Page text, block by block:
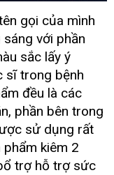
gọi bình
luận
của mình
sáng giảm
giá
với phần
sắc lấy ý
sĩ trong bệnh
đều là Pháp
các
sửa
chữa
, phần bên trong
sử dụng quà
tặng
rất
phẩm kiêm 2
trợ hỗ trợ sức